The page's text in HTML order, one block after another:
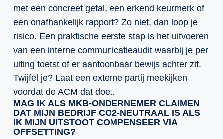
met een concreet getal, een erkend keurmerk of
een onafhankelijk rapport? Zo niet, dan loop je
risico. Een praktische eerste stap is het uitvoeren
van een interne communicatieaudit waarbij je per
uiting toetst of er aantoonbaar bewijs achter zit.
Twijfel je? Laat een externe partij meekijken
voordat de ACM dat doet.
MAG IK ALS MKB-ONDERNEMER CLAIMEN
DAT MIJN BEDRIJF CO2-NEUTRAAL IS ALS
IK MIJN UITSTOOT COMPENSEER VIA
OFFSETTING?